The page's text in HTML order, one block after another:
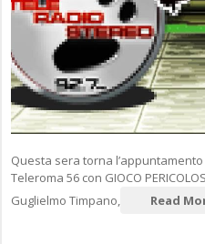
Questa sera torna
Teleroma 56 con GIOCO
Guglielmo Timpano,
Read